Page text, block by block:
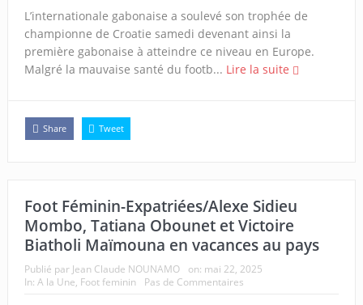
L’internationale gabonaise a soulevé son trophée de
championne de Croatie samedi devenant ainsi la
première gabonaise à atteindre ce niveau en Europe.
Malgré la mauvaise santé du footb... Lire la suite
Share Tweet
Foot Féminin-Expatriées/Alexe Sidieu
Mombo, Tatiana Obounet et Victoire
Biatholi Maïmouna en vacances au pays
Publié par Jean Claude NOUNAMO on: mai 22, 2025
In: A la Une, Foot feminin Pas de Commentaires